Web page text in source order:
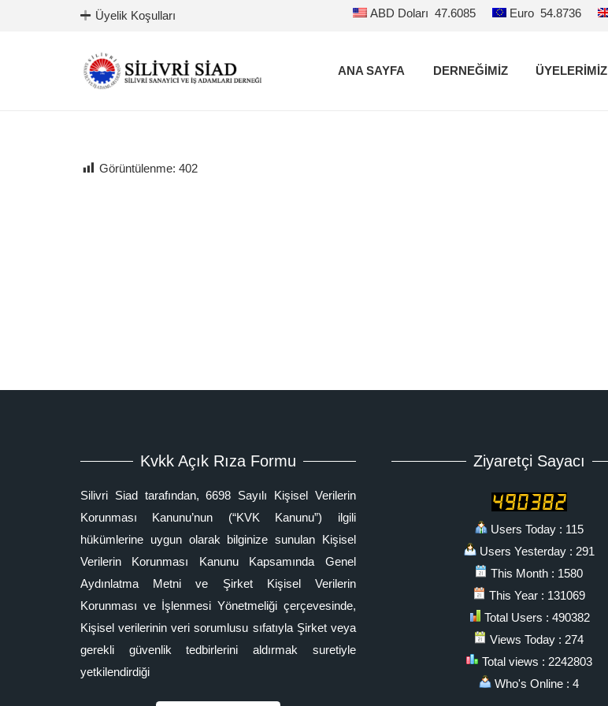
Üyelik Koşulları ABD Doları 47.6085 Euro 54.8736
ANA SAYFA DERNEĞİMİZ ÜYELERİMİZ
Görüntülenme: 402
Kvkk Açık Rıza Formu
Silivri Siad tarafından, 6698 Sayılı Kişisel Verilerin
Korunması Kanunu’nun (“KVK Kanunu”) ilgili
hükümlerine uygun olarak bilginize sunulan Kişisel
Verilerin Korunması Kanunu Kapsamında Genel
Aydınlatma Metni ve Şirket Kişisel Verilerin
Korunması ve İşlenmesi Yönetmeliği çerçevesinde,
Kişisel verilerinin veri sorumlusu sıfatıyla Şirket veya
gerekli güvenlik tedbirlerini aldırmak suretiyle
yetkilendirdiği
Ziyaretçi Sayacı
Users Today : 115
Users Yesterday : 291
This Month : 1580
This Year : 131069
Total Users : 490382
Views Today : 274
Total views : 2242803
Who's Online : 4